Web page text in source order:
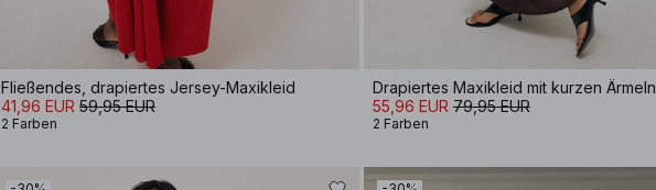
Fließendes, drapiertes Jersey-Maxikleid
41,96 EUR 59,95 EUR
2 Farben
Drapiertes Maxikleid mit kurzen Ärmeln
55,96 EUR 79,95 EUR
2 Farben